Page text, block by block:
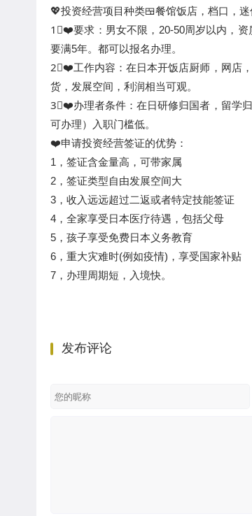
💖投资经营项目种类🍱餐馆饭店，档口，
1⃣️❤️要求：男女不限，20-50周岁以内，资
要满5年。都可以报名办理。
2⃣️❤️工作内容：在日本开饭店厨师，网店
货，发展空间，利润相当可观。
3⃣️❤️办理者条件：在日研修归国者，留学
可办理）入职门槛低。
❤️申请投资经营签证的优势：
1，签证含金量高，可带家属
2，签证类型自由发展空间大
3，收入远远超过二返或者特定技能签证
4，全家享受日本医疗待遇，包括父母
5，孩子享受免费日本义务教育
6，重大灾难时(例如疫情)，享受国家补贴
7，办理周期短，入境快。
发布评论